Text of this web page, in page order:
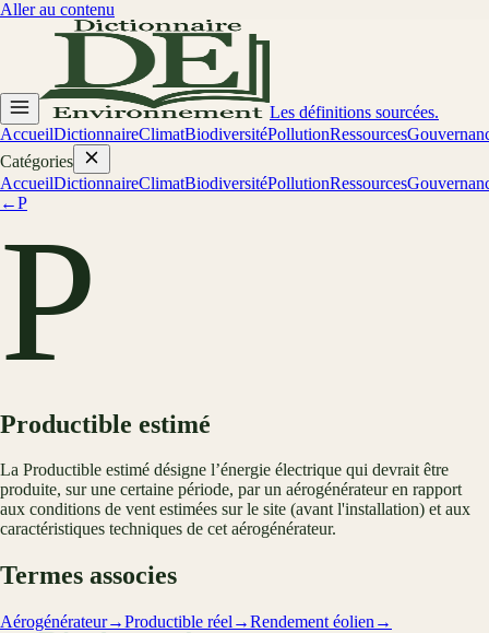
Aller au contenu
Les définitions sourcées.
AccueilDictionnaireClimatBiodiversitéPollutionRessources
Catégories
AccueilDictionnaireClimatBiodiversitéPollutionRessources
←P
P
Productible estimé
La Productible estimé désigne l’énergie électrique qui devrait être
produite, sur une certaine période, par un aérogénérateur en rapport
aux conditions de vent estimées sur le site (avant l'installation) et aux
caractéristiques techniques de cet aérogénérateur.
Termes associes
Aérogénérateur→Productible réel →Rendement éolien →